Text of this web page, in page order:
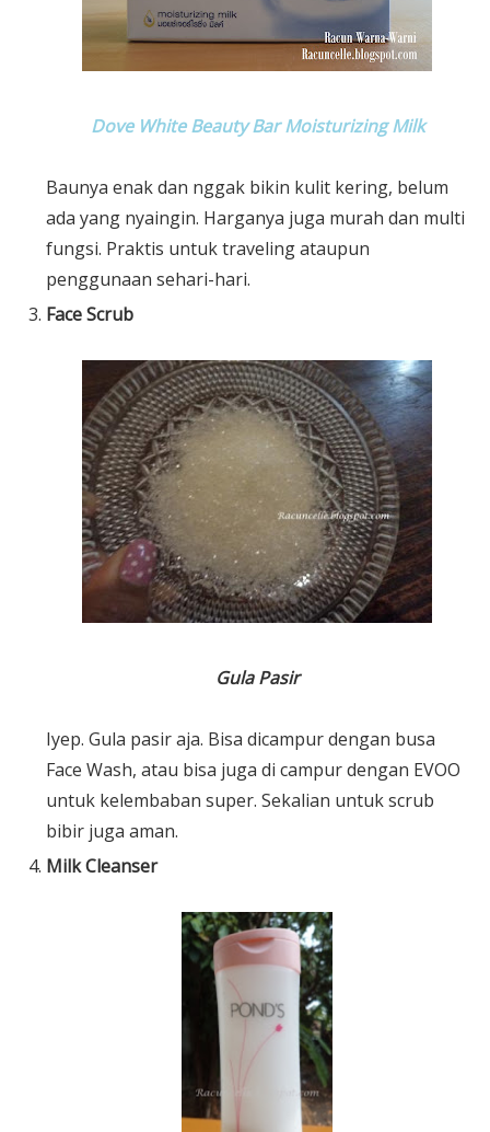
Dove White Beauty Bar Moisturizing Milk
Baunya enak dan nggak bikin kulit kering, belum
ada yang nyaingin. Harganya juga murah dan multi
fungsi. Praktis untuk traveling ataupun
penggunaan sehari-hari.
Face Scrub
Gula Pasir
Iyep. Gula pasir aja. Bisa dicampur dengan busa
Face Wash, atau bisa juga di campur dengan EVOO
untuk kelembaban super. Sekalian untuk scrub
bibir juga aman.
Milk Cleanser